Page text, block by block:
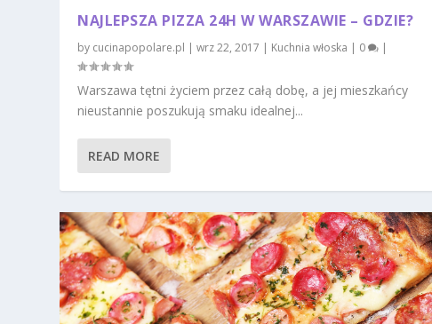
NAJLEPSZA PIZZA 24H W WARSZAWIE – GDZIE?
by cucinapopolare.pl |wrz 22, 2017 | Kuchnia włoska | 0 |
Warszawa tętni życiem przez całą dobę, a jej mieszkańcy
nieustannie poszukują smaku idealnej...
READ MORE